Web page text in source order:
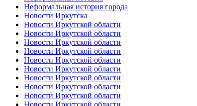
Неформальная история города
Новости Иркутска
Новости Иркутской области
Новости Иркутской области
Новости Иркутской области
Новости Иркутской области
Новости Иркутской области
Новости Иркутской области
Новости Иркутской области
Новости Иркутской области
Новости Иркутской области
Новости Иркутской области